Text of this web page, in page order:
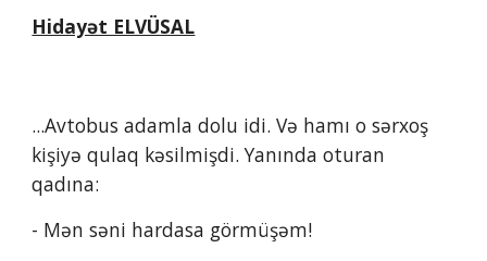
Hidayət ELVÜSAL
...Avtobus adamla dolu idi. Və hamı o sərxoş
kişiyə qulaq kəsilmişdi. Yanında oturan
qadına:
- Mən səni hardasa görmüşəm!